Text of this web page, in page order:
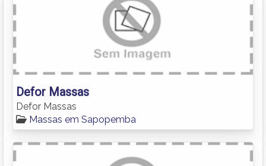
Defor Massas
Defor Massas
Massas em Sapopemba